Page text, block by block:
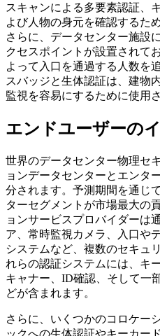
スキャンによる多要素認証、
よび人物の身元を確認するた
さらに、データセンター施設
クセスポイントが設置されて
よって入口を通過する人数を
スバッジと生体認証は、建物
監視を容易にするために使用
エンドユーザーの
世界のデータセンター物理セ
ョンデータセンターとエンタ
分されます。予測期間を通じ
ターセグメントが市場最大の
ョンサービスプロバイダーは
ア、常時監視カメラ、入口や
システムなど、複数のセキュ
れらの認証システムには、キ
キャナー、ID確認、そして一
どが含まれます。
さらに、いくつかのコロケー
ックへの生体認証やキーカー